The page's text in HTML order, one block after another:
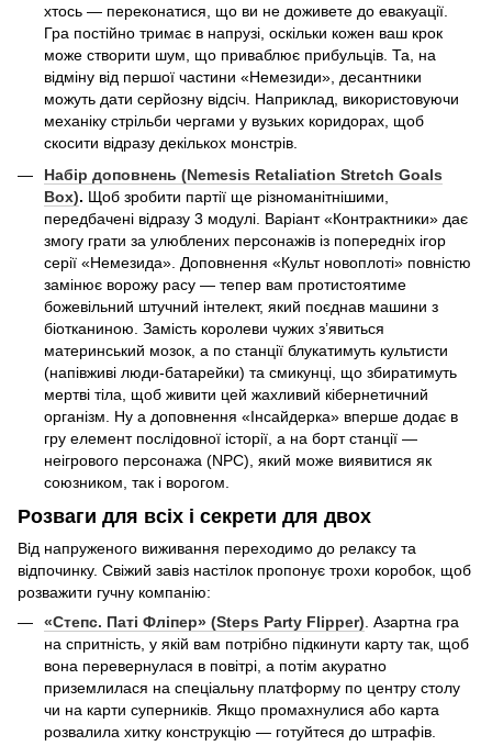
хтось — переконатися, що ви не доживете до евакуації.
Гра постійно тримає в напрузі, оскільки кожен ваш крок
може створити шум, що приваблює прибульців. Та, на
відміну від першої частини «Немезиди», десантники
можуть дати серйозну відсіч. Наприклад, використовуючи
механіку стрільби чергами у вузьких коридорах, щоб
скосити відразу декількох монстрів.
Набір доповнень (Nemesis Retaliation Stretch Goals
Box). Щоб зробити партії ще різноманітнішими,
передбачені відразу 3 модулі. Варіант «Контрактники» дає
змогу грати за улюблених персонажів із попередніх ігор
серії «Немезида». Доповнення «Культ новоплоті» повністю
замінює ворожу расу — тепер вам протистоятиме
божевільний штучний інтелект, який поєднав машини з
біотканиною. Замість королеви чужих з’явиться
материнський мозок, а по станції блукатимуть культисти
(напівживі люди-батарейки) та смикунці, що збиратимуть
мертві тіла, щоб живити цей жахливий кібернетичний
організм. Ну а доповнення «Інсайдерка» вперше додає в
гру елемент послідовної історії, а на борт станції —
неігрового персонажа (NPC), який може виявитися як
союзником, так і ворогом.
Розваги для всіх і секрети для двох
Від напруженого виживання переходимо до релаксу та
відпочинку. Свіжий завіз настілок пропонує трохи коробок, щоб
розважити гучну компанію:
«Степс. Паті Фліпер» (Steps Party Flipper). Азартна гра
на спритність, у якій вам потрібно підкинути карту так, щоб
вона перевернулася в повітрі, а потім акуратно
приземлилася на спеціальну платформу по центру столу
чи на карти суперників. Якщо промахнулися або карта
розвалила хитку конструкцію — готуйтеся до штрафів.